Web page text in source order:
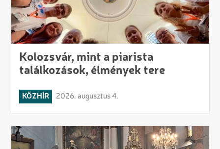
Kolozsvár, mint a piarista
találkozások, élmények tere
KÖZHÍR 2026. augusztus 4.